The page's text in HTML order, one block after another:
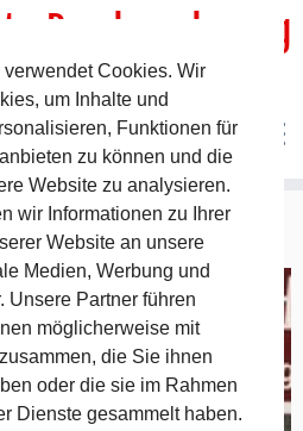
um Pommelsbrunn
– Spurensuche in der Neuzeit
Cookies. Wir
um Inhalte und
Funktionen für
zu können und die
Website zu analysieren.
wir Informationen zu Ihrer
Website an unsere
Medien, Werbung und
Unsere Partner führen
möglicherweise mit
die Sie ihnen
oder die sie im Rahmen
Dienste gesammelt haben.